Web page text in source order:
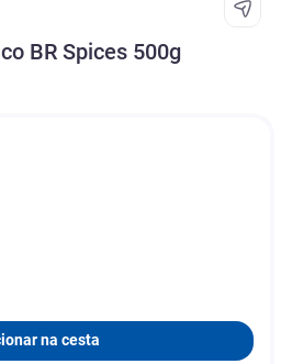
BR Spices 500g
na cesta